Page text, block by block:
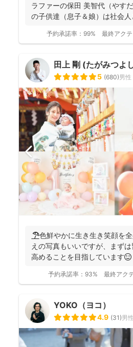
ラファーの保田 美智代（やす
の子供達（息子＆娘）は社会
予約承諾率： 99% 最終アクテ
田上 剛 (たがみつよ
5 (680)男性
🏖️色鮮やかに生き生き笑顔を
えの写真もいいですが、まず
高めることを目指しています
予約承諾率： 93% 最終アク
YOKO（ヨコ）
4.9 (31)男性